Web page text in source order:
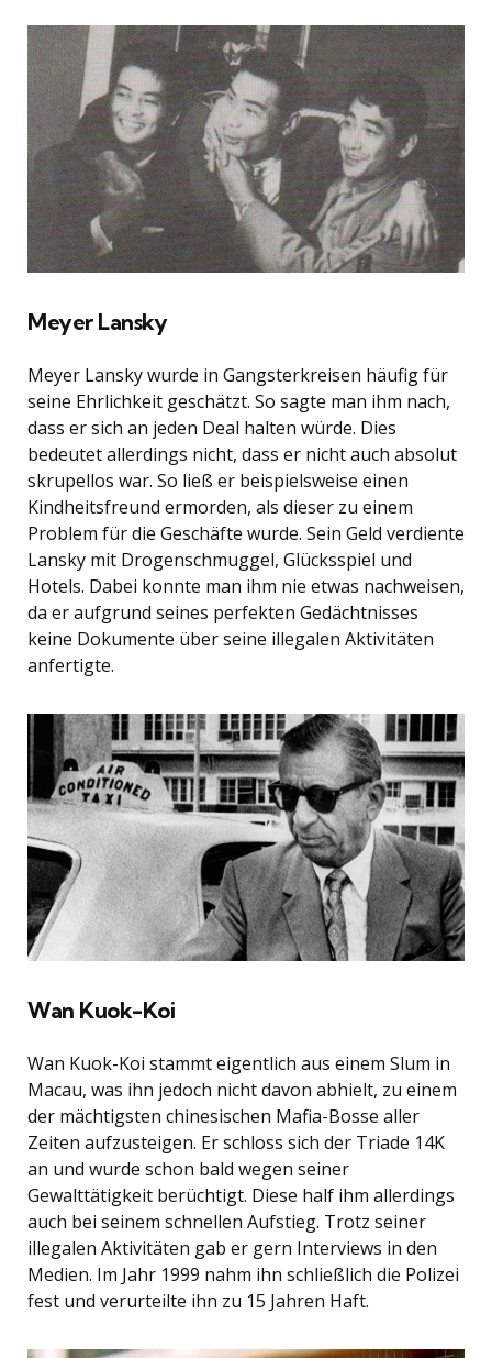
Meyer Lansky
Meyer Lansky wurde in Gangsterkreisen häufig für
seine Ehrlichkeit geschätzt. So sagte man ihm nach,
dass er sich an jeden Deal halten würde. Dies
bedeutet allerdings nicht, dass er nicht auch absolut
skrupellos war. So ließ er beispielsweise einen
Kindheitsfreund ermorden, als dieser zu einem
Problem für die Geschäfte wurde. Sein Geld verdiente
Lansky mit Drogenschmuggel, Glücksspiel und
Hotels. Dabei konnte man ihm nie etwas nachweisen,
da er aufgrund seines perfekten Gedächtnisses
keine Dokumente über seine illegalen Aktivitäten
anfertigte.
Wan Kuok-Koi
Wan Kuok-Koi stammt eigentlich aus einem Slum in
Macau, was ihn jedoch nicht davon abhielt, zu einem
der mächtigsten chinesischen Mafia-Bosse aller
Zeiten aufzusteigen. Er schloss sich der Triade 14K
an und wurde schon bald wegen seiner
Gewalttätigkeit berüchtigt. Diese half ihm allerdings
auch bei seinem schnellen Aufstieg. Trotz seiner
illegalen Aktivitäten gab er gern Interviews in den
Medien. Im Jahr 1999 nahm ihn schließlich die Polizei
fest und verurteilte ihn zu 15 Jahren Haft.